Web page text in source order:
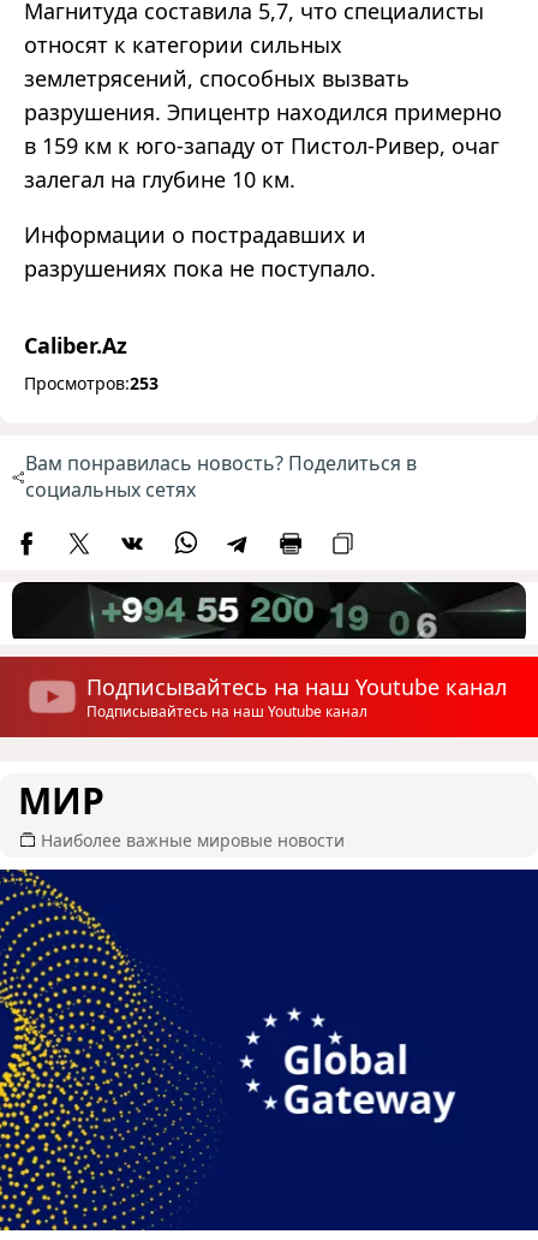
Магнитуда составила 5,7, что специалисты
относят к категории сильных
землетрясений, способных вызвать
разрушения. Эпицентр находился примерно
в 159 км к юго‑западу от Пистол‑Ривер, очаг
залегал на глубине 10 км.
Информации о пострадавших и
разрушениях пока не поступало.
Caliber.Az
Просмотров:253
Вам понравилась новость? Поделиться в
социальных сетях
Подписывайтесь на наш Youtube канал
Подписывайтесь на наш Youtube канал
МИР
Наиболее важные мировые новости